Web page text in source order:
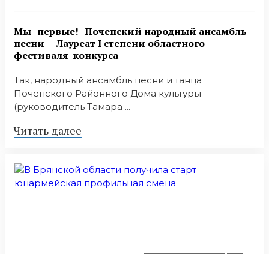
Мы- первые! -Почепский народный ансамбль
песни — Лауреат I степени областного
фестиваля-конкурса
Так, народный ансамбль песни и танца
Почепского Районного Дома культуры
(руководитель Тамара ...
Читать далее